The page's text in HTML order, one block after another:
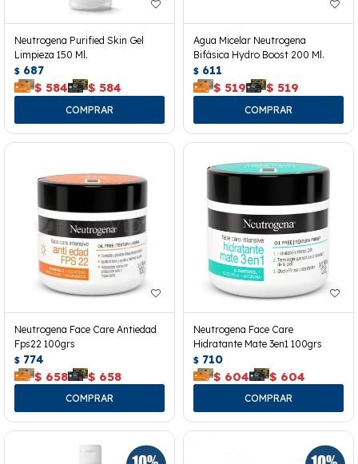
Neutrogena Purified Skin Gel
Limpieza 150 Ml.
$ 687
$ 584 $ 584
Agua Micelar Neutrogena
Bifásica Hydro Boost 200 Ml.
$ 611
$ 519 $ 519
Neutrogena Face Care Antiedad
Fps22 100grs
$ 774
$ 658 $ 658
Neutrogena Face Care
Hidratante Mate 3en1 100grs
$ 710
$ 604 $ 604